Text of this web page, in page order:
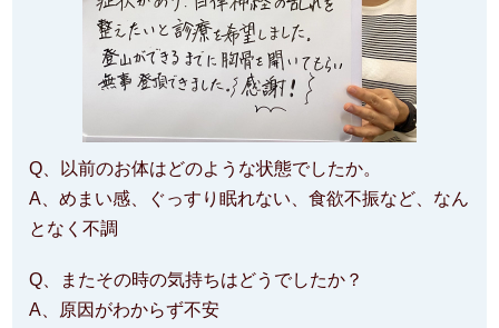
Q、以前のお体はどのような状態でしたか。
A、めまい感、ぐっすり眠れない、食欲不振など、なん
となく不調
Q、またその時の気持ちはどうでしたか？
A、原因がわからず不安